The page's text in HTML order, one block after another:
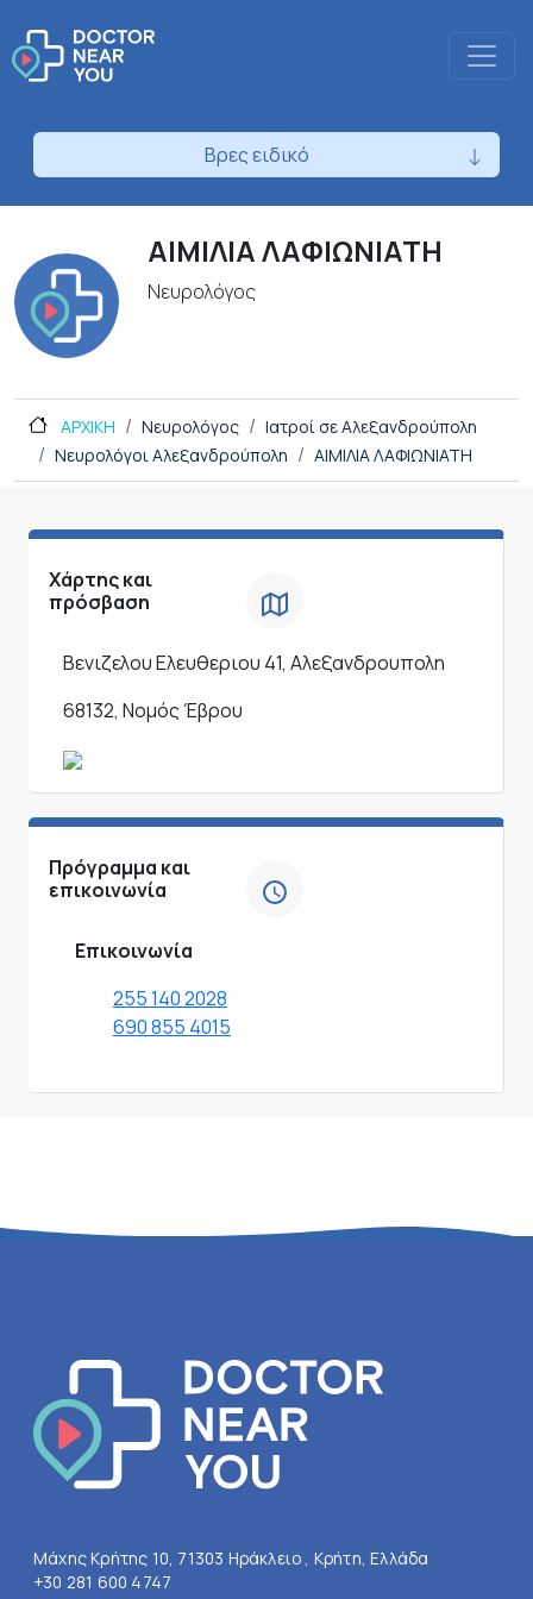
Βρες ειδικό
ΑΙΜΙΛΙΑ ΛΑΦΙΩΝΙΑΤΗ
Νευρολόγος
ΑΡΧΙΚΗ Νευρολόγος
Ιατροί σε Αλεξανδρούπολη
Νευρολόγοι Αλεξανδρούπολη
ΑΙΜΙΛΙΑ ΛΑΦΙΩΝΙΑΤΗ
Χάρτης και
πρόσβαση
Βενιζελου Ελευθεριου 41, Αλεξανδρουπολη
68132, Νομός Έβρου
Πρόγραμμα και
επικοινωνία
Επικοινωνία
255 140 2028
690 855 4015
Μάχης Κρήτης 10, 71303 Ηράκλειο , Κρήτη, Ελλάδα
+30 281 600 4747